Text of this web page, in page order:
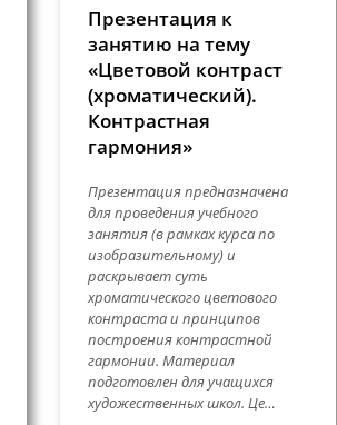
Презентация к
занятию на тему
«Цветовой контраст
(хроматический).
Контрастная
гармония»
Презентация предназначена
для проведения учебного
занятия (в рамках курса по
изобразительному) и
раскрывает суть
хроматического цветового
контраста и принципов
построения контрастной
гармонии. Материал
подготовлен для учащихся
художественных школ. Це…